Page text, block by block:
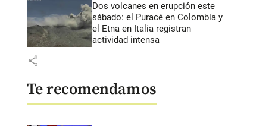
Dos volcanes en erupción este
sábado: el Puracé en Colombia y
el Etna en Italia registran
actividad intensa
share
Te recomendamos